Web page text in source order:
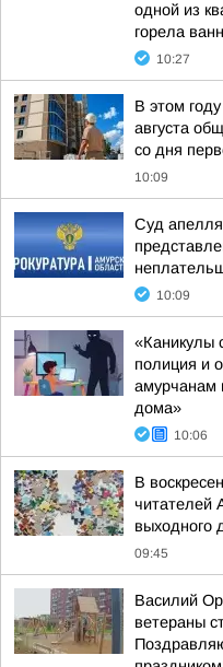
одной из
горела
10:27
В этом
августа
со дня
10:09
Суд
10:09
«Каникулы
полиция и
амурчанам
дома»
10:06
В
читателей
выходного
09:45
Василий
ветераны